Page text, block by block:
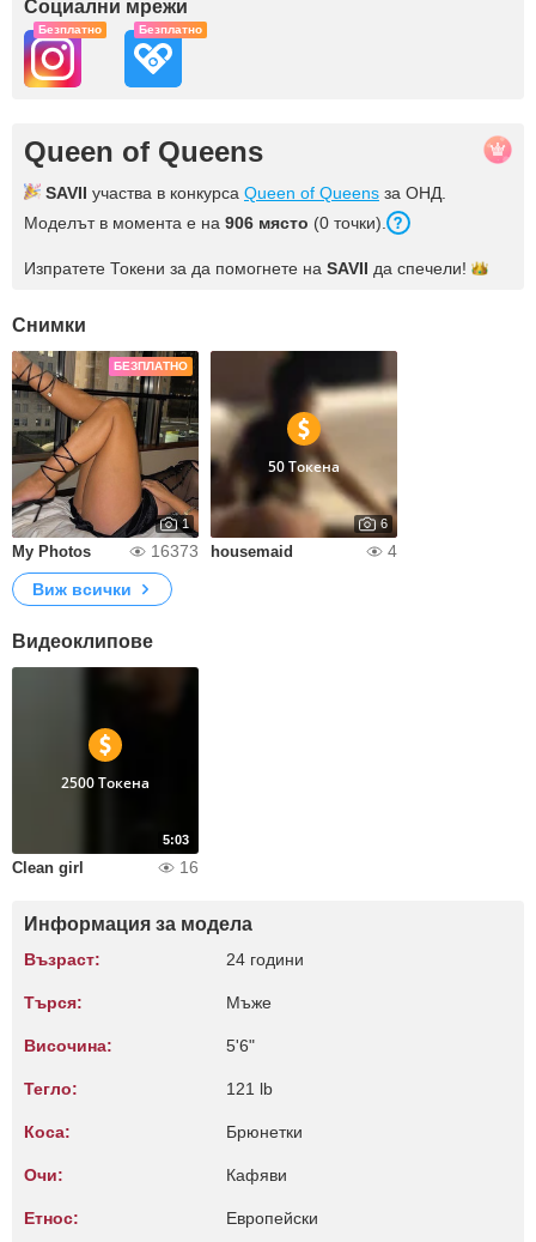
Социални мрежи
Безплатно Безплатно
Queen of Queens
SAVII участва в конкурса Queen of Queens за ОНД.
Моделът в момента е на 906 място (0 точки).
Изпратете Токени за да помогнете на SAVII да спечели!
Снимки
БЕЗПЛАТНО
1
My Photos 16373
50 Токена
6
housemaid
4
Виж всички
Видеоклипове
5:03
2500 Токена
Clean girl 16
Информация за модела
Възраст: 24 години
Търся: Мъже
Височина: 5'6"
Тегло: 121 lb
Коса: Брюнетки
Очи: Кафяви
Етнос: Европейски